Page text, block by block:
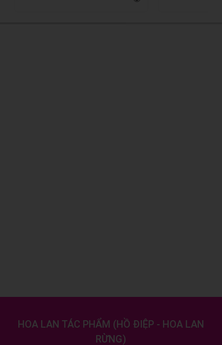
HOA LAN TÁC PHẨM (HỒ ĐIỆP - HOA LAN
RỪNG)